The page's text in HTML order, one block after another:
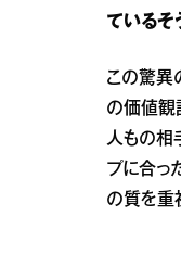
ているそ
この驚異
の価値観
人もの相
プに合っ
の質を重